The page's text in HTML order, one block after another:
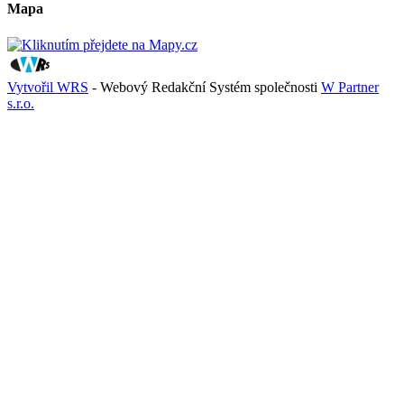
Mapa
Vytvořil WRS - Webový Redakční Systém společnosti W Partner
s.r.o.